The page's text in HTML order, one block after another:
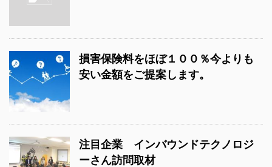
損害保険料をほぼ１００％今よりも
安い金額をご提案します。
注目企業 インバウンドテクノロジ
ーさん訪問取材